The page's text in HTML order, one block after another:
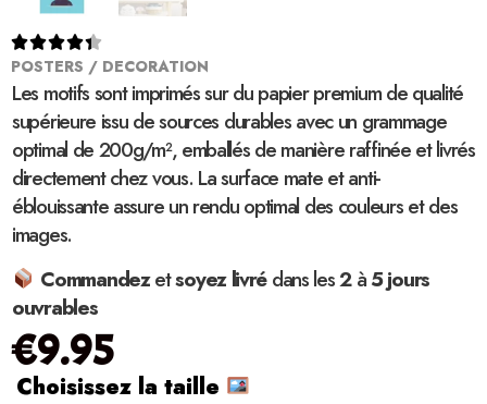

POSTERS / DECORATION
Les motifs sont imprimés sur du papier premium de qualité
supérieure issu de sources durables avec un grammage
optimal de 200g/m², emballés de manière raffinée et livrés
directement chez vous. La surface mate et anti-
éblouissante assure un rendu optimal des couleurs et des
images.
Commandezetsoyez livrédans les2à5 jours
ouvrables
€9.95
Choisissez la taille